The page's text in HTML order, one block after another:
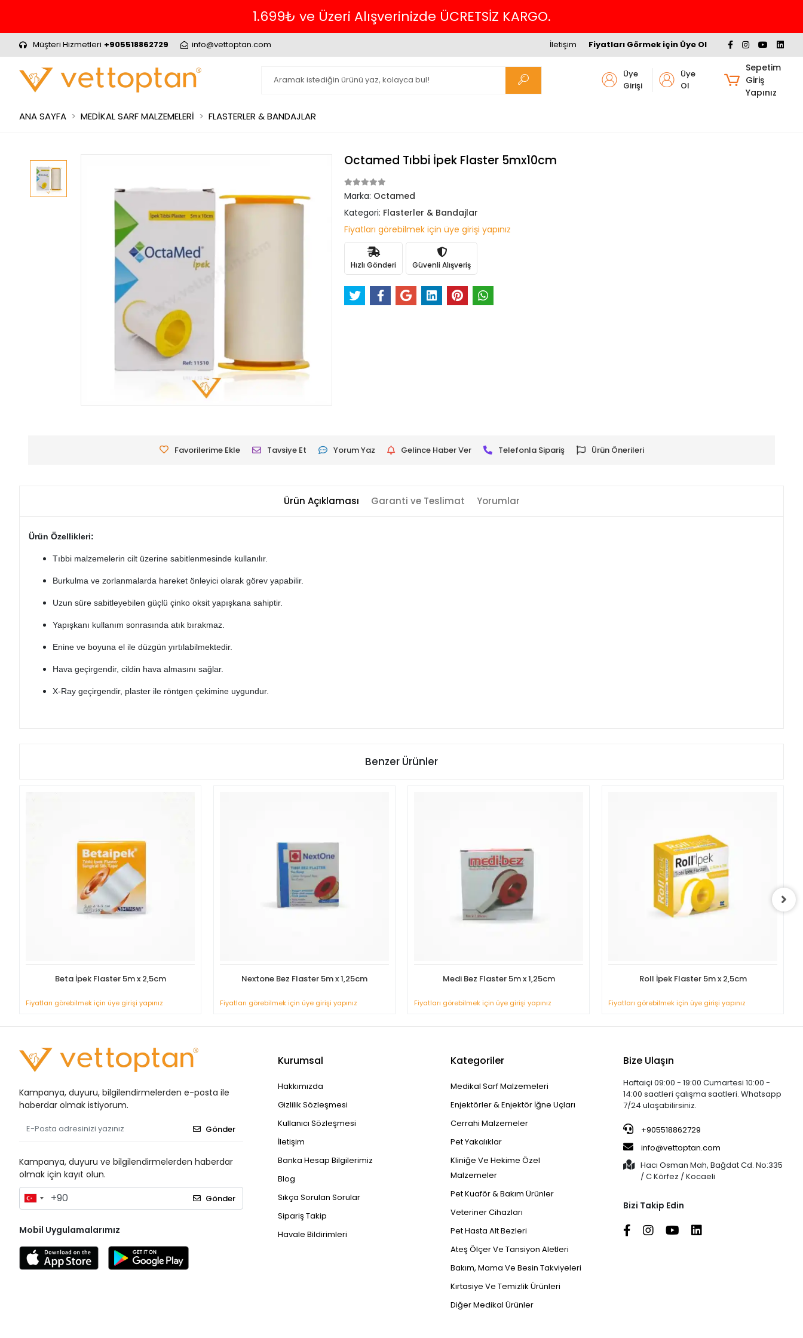
Havalede %4 İNDİRİM
Müşteri Hizmetleri +905518862729 info@vettoptan.com Fiyatları Görmek için Üye Ol
İletişim
Üye
Girişi
Üye
Ol
Sepetim
Giriş
Yapınız
ANA SAYFA MEDİKAL SARF MALZEMELERİ FLASTERLER & BANDAJLAR
Octamed Tıbbi İpek Flaster 5mx10cm
Marka: Octamed
Kategori: Flasterler & Bandajlar
Fiyatları görebilmek için üye girişi yapınız
Hızlı Gönderi Güvenli Alışveriş
Favorilerime Ekle Tavsiye Et Yorum Yaz Gelince Haber Ver Telefonla Sipariş Ürün Önerileri
Ürün Açıklaması Garanti ve Teslimat Yorumlar
Ürün Özellikleri:
Tıbbi malzemelerin cilt üzerine sabitlenmesinde kullanılır.
Burkulma ve zorlanmalarda hareket önleyici olarak görev yapabilir.
Uzun süre sabitleyebilen güçlü çinko oksit yapışkana sahiptir.
Yapışkanı kullanım sonrasında atık bırakmaz.
Enine ve boyuna el ile düzgün yırtılabilmektedir.
Hava geçirgendir, cildin hava almasını sağlar.
X-Ray geçirgendir, plaster ile röntgen çekimine uygundur.
Benzer Ürünler
Beta İpek Flaster 5m x 2,5cm
Fiyatları görebilmek için üye girişi yapınız
Nextone Bez Flaster 5m x 1,25cm
Fiyatları görebilmek için üye girişi yapınız
Medi Bez Flaster 5m x 1,25cm
Fiyatları görebilmek için üye girişi yapınız
Roll İpek Flaster 5m x 2,5cm
Fiyatları görebilmek için üye girişi yapınız
Kampanya, duyuru, bilgilendirmelerden e-posta ile
haberdar olmak istiyorum.
Gönder
Kampanya, duyuru ve bilgilendirmelerden haberdar
olmak için kayıt olun.
Gönder
Mobil Uygulamalarımız
Kurumsal
Hakkımızda
Gizlilik Sözleşmesi
Kullanıcı Sözleşmesi
İletişim
Banka Hesap Bilgilerimiz
Blog
Sıkça Sorulan Sorular
Sipariş Takip
Havale Bildirimleri
Kategoriler
Medikal Sarf Malzemeleri
Enjektörler & Enjektör İğne Uçları
Cerrahi Malzemeler
Pet Yakalıklar
Kliniğe Ve Hekime Özel
Malzemeler
Pet Kuaför & Bakım Ürünler
Veteriner Cihazları
Pet Hasta Alt Bezleri
Ateş Ölçer Ve Tansiyon Aletleri
Bakım, Mama Ve Besin Takviyeleri
Kırtasiye Ve Temizlik Ürünleri
Diğer Medikal Ürünler
Bize Ulaşın
Haftaiçi 09:00 - 19:00 Cumartesi 10:00 -
14:00 saatleri çalışma saatleri. Whatsapp
7/24 ulaşabilirsiniz.
+905518862729
info@vettoptan.com
Hacı Osman Mah, Bağdat Cd. No:335
/ C Körfez / Kocaeli
Bizi Takip Edin